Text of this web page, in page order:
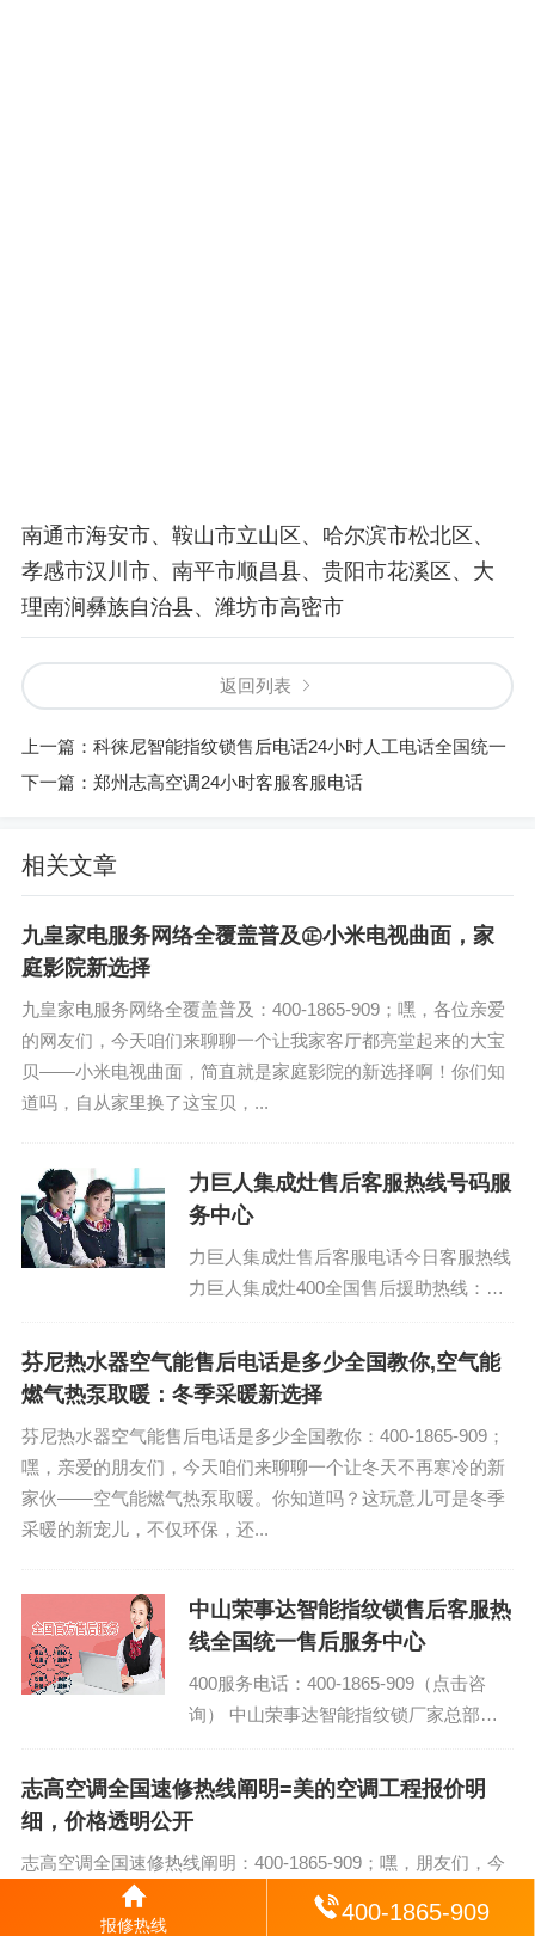
南通市海安市、鞍山市立山区、哈尔滨市松北区、
孝感市汉川市、南平市顺昌县、贵阳市花溪区、大
理南涧彝族自治县、潍坊市高密市
返回列表
上一篇： 科徕尼智能指纹锁售后电话24小时人工电话全国统一
下一篇： 郑州志高空调24小时客服客服电话
相关文章
九皇家电服务网络全覆盖普及㊣小米电视曲面，家
庭影院新选择
九皇家电服务网络全覆盖普及：400-1865-909；嘿，各位亲爱
的网友们，今天咱们来聊聊一个让我家客厅都亮堂起来的大宝
贝——小米电视曲面，简直就是家庭影院的新选择啊！你们知
道吗，自从家里换了这宝贝，...
力巨人集成灶售后客服热线号码服
务中心
力巨人集成灶售后客服电话今日客服热线
力巨人集成灶400全国售后援助热线：
1865-909（点击...
芬尼热水器空气能售后电话是多少全国教你,空气能
燃气热泵取暖：冬季采暖新选择
芬尼热水器空气能售后电话是多少全国教你：400-1865-909；
嘿，亲爱的朋友们，今天咱们来聊聊一个让冬天不再寒冷的新
家伙——空气能燃气热泵取暖。你知道吗？这玩意儿可是冬季
采暖的新宠儿，不仅环保，还...
中山荣事达智能指纹锁售后客服热
线全国统一售后服务中心
400服务电话：400-1865-909（点击咨
询） 中山荣事达智能指纹锁厂家总部售
24小时全国各售后服务点热线号码...
志高空调全国速修热线阐明=美的空调工程报价明
细，价格透明公开
志高空调全国速修热线阐明：400-1865-909；嘿，朋友们，今
天咱们来聊聊最近的热门话题——美的空调工程报价明细，价
格透明公开。这事儿一出，可真是让不少消费者眼睛一亮，咱
报修热线 400-1865-909